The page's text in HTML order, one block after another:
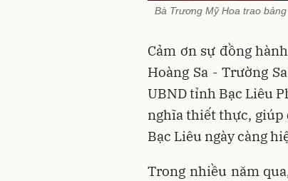
Bà Trương Mỹ Hoa trao
Cảm ơn sự đồng
Hoàng Sa - Trường
UBND tỉnh Bạc Liêu
nghĩa thiết thực, giúp
Bạc Liêu ngày càng
Trong nhiều năm